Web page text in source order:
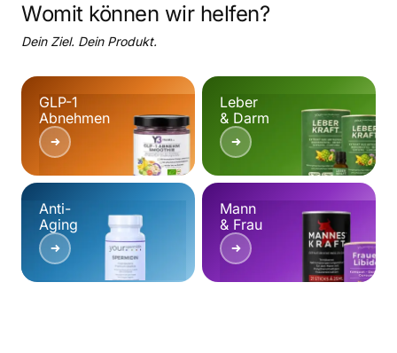
Womit können wir helfen?
Dein Ziel. Dein Produkt.
GLP-1
Abnehmen
Leber
& Darm
Anti-
Aging
Mann
& Frau